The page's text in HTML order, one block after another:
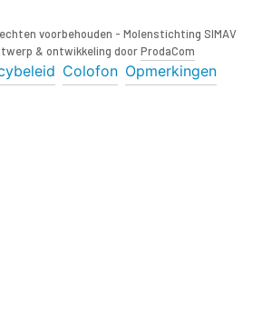
voorbehouden - Molenstichting SIMAV
& ontwikkeling doorProdaCom
Colofon Opmerkingen